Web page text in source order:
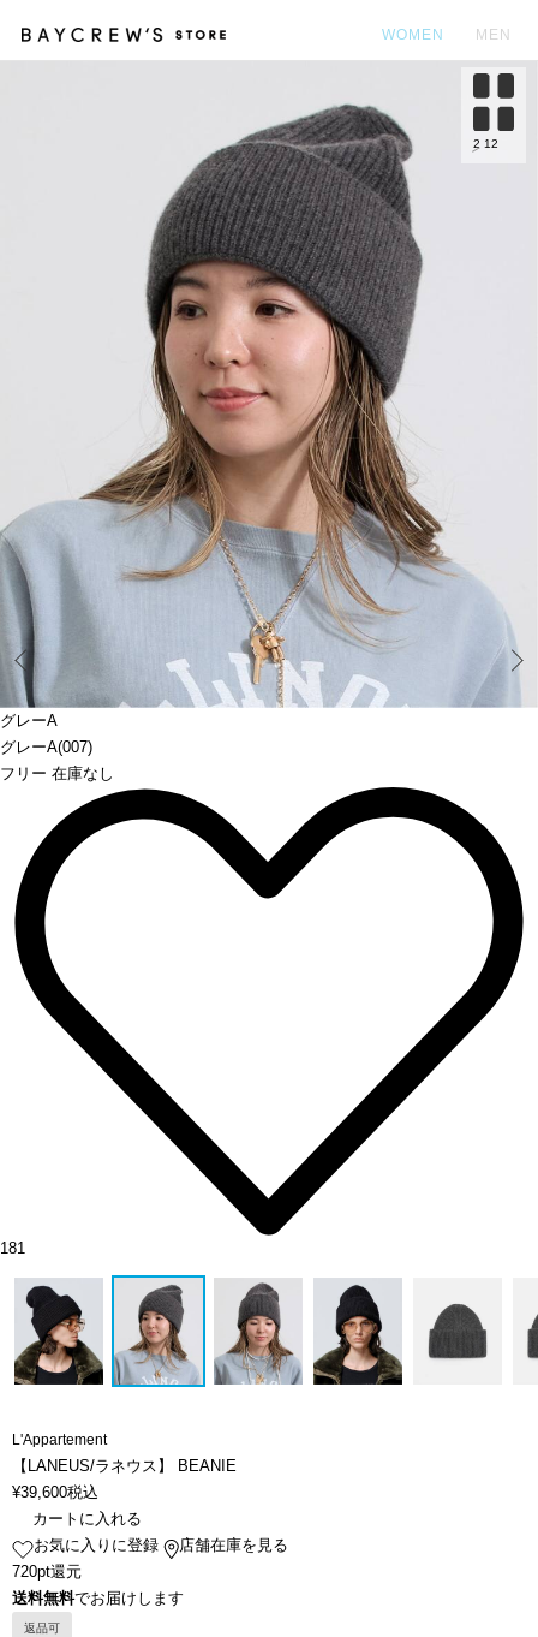
WOMEN MEN
グレーA
グレーA(007)
フリー 在庫なし
Prev
2 12
181
L'Appartement
【LANEUS/ラネウス】 BEANIE
¥39,600税込
カートに入れる
お気に入りに登録
店舗在庫を見る
720pt還元
送料無料でお届けします
返品可